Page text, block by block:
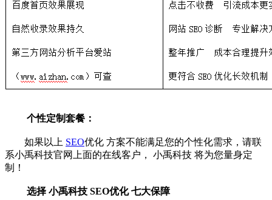
个性定制套餐：
如果以上 SEO优化 方案不能满足您的个性化需求，请联
系小禹科技官网上面的在线客户，
小禹科技 将为您量身定
制！
选择 小禹科技 SEO优化 七大保障